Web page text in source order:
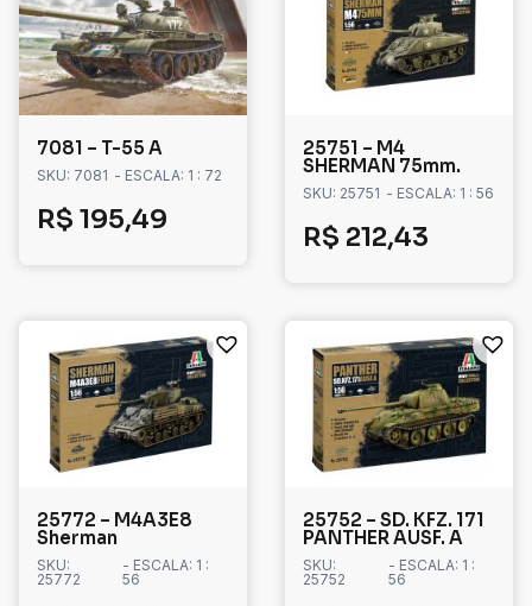
7081 – T-55 A
SKU: 7081 - ESCALA: 1 : 72
R$ 195,49
25751 – M4
SHERMAN 75mm.
SKU: 25751 - ESCALA: 1 : 56
R$ 212,43
25772 – M4A3E8
Sherman
SKU:
25772
- ESCALA: 1 :
56
25752 – SD. KFZ. 171
PANTHER AUSF. A
SKU:
25752
- ESCALA: 1 :
56